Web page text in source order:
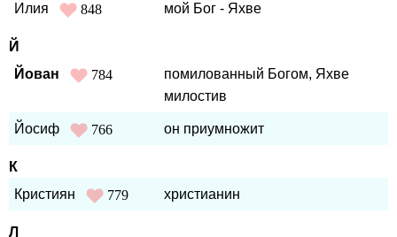
Илия 848 мой Бог - Яхве
Й
Йован
784
помилованный Богом, Яхве
милостив
Йосиф 766 он приумножит
К
Кристиян
779 христианин
Л